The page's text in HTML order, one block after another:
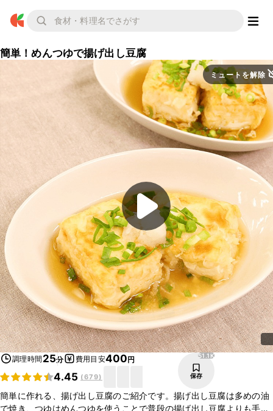
簡単！めんつゆで揚げ出し豆腐
ミュートを解除
調理時間 25分 費用目安400円
4.45 (679)
51.1K
保存
簡単に作れる、揚げ出し豆腐のご紹介です。揚げ出し豆腐は多めの油
で焼き、つゆはめんつゆを使うことで普段の揚げ出し豆腐よりも手軽